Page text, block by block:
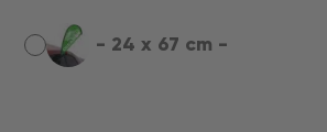
- 24 x 67 cm -